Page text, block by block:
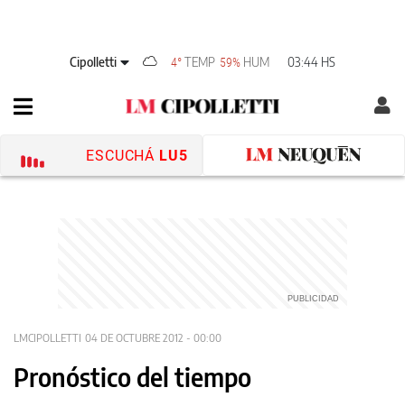
Cipolletti 4°TEMP 59% HUM 03:44 HS
ESCUCHÁ LU5
LMCIPOLLETTI 04 DE OCTUBRE 2012 - 00:00
Pronóstico del tiempo